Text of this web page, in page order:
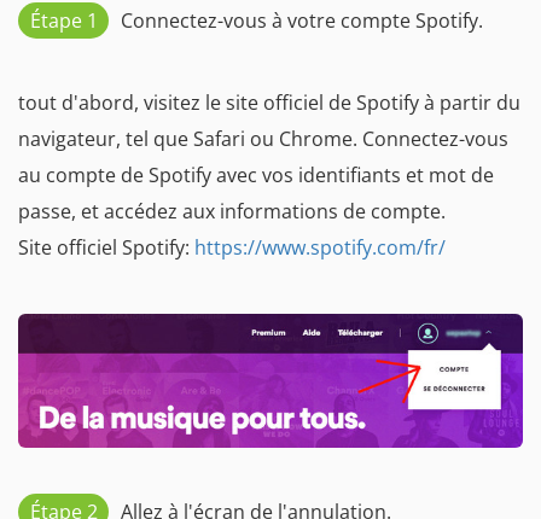
Étape 1 Connectez-vous à votre compte Spotify.
tout d'abord, visitez le site officiel de Spotify à partir du
navigateur, tel que Safari ou Chrome. Connectez-vous
au compte de Spotify avec vos identifiants et mot de
passe, et accédez aux informations de compte.
Site officiel Spotify: https://www.spotify.com/fr/
Étape 2 Allez à l'écran de l'annulation.